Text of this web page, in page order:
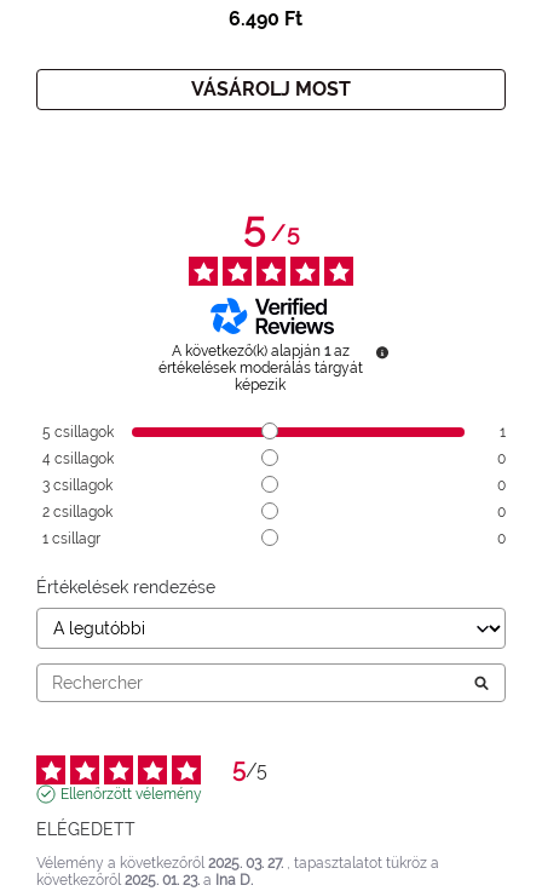
6.490 Ft
VÁSÁROLJ MOST
5/5
A következő(k) alapján 1 az
értékelések moderálás tárgyát
képezik
5 csillagok
1
4 csillagok
0
3 csillagok
0
2 csillagok
0
1 csillagr 0
Értékelések rendezése
5/5
Ellenőrzött vélemény
ELÉGEDETT
Vélemény a következőről 2025. 03. 27. , tapasztalatot tükröz a
következőről 2025. 01. 23. a Ina D.